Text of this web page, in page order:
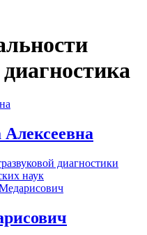
Алексеевна
диагностики
наук